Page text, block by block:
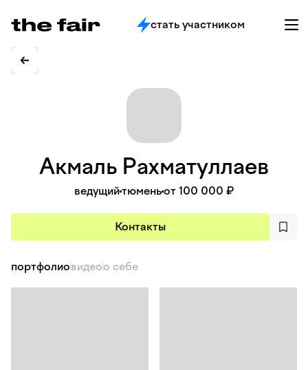
стать участником
Акмаль Рахматуллаев
ведущийтюменьот 100 000 ₽
Контакты
портфолиовидеоо себе